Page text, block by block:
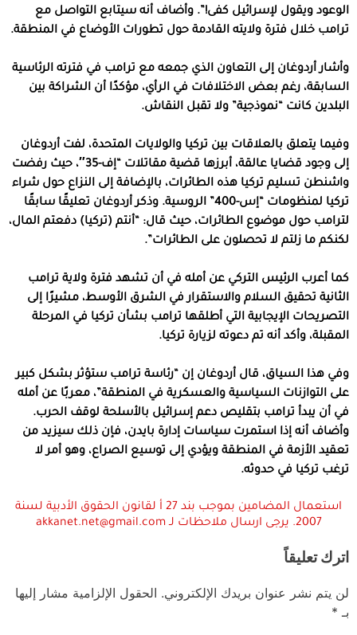
الوعود ويقول لإسرائيل كفى!”. وأضاف أنه سيتابع التواصل مع
ترامب خلال فترة ولايته القادمة حول تطورات الأوضاع في المنطقة.
وأشار أردوغان إلى التعاون الذي جمعه مع ترامب في فترته الرئاسية
السابقة، رغم بعض الاختلافات في الرأي، مؤكدًا أن الشراكة بين
البلدين كانت “نموذجية” ولا تقبل النقاش.
وفيما يتعلق بالعلاقات بين تركيا والولايات المتحدة، لفت أردوغان
إلى وجود قضايا عالقة، أبرزها قضية مقاتلات “إف-35″، حيث رفضت
واشنطن تسليم تركيا هذه الطائرات، بالإضافة إلى النزاع حول شراء
تركيا لمنظومات “إس-400” الروسية. وذكر أردوغان تعليقًا سابقًا
لترامب حول موضوع الطائرات، حيث قال: “أنتم (تركيا) دفعتم المال،
لكنكم ما زلتم لا تحصلون على الطائرات”.
كما أعرب الرئيس التركي عن أمله في أن تشهد فترة ولاية ترامب
الثانية تحقيق السلام والاستقرار في الشرق الأوسط، مشيرًا إلى
التصريحات الإيجابية التي أطلقها ترامب بشأن تركيا في المرحلة
المقبلة، وأكد أنه تم دعوته لزيارة تركيا.
وفي هذا السياق، قال أردوغان إن “رئاسة ترامب ستؤثر بشكل كبير
على التوازنات السياسية والعسكرية في المنطقة”، معربًا عن أمله
في أن يبدأ ترامب بتقليص دعم إسرائيل بالأسلحة لوقف الحرب.
وأضاف أنه إذا استمرت سياسات إدارة بايدن، فإن ذلك سيزيد من
تعقيد الأزمة في المنطقة ويؤدي إلى توسيع الصراع، وهو أمر لا
ترغب تركيا في حدوثه.
استعمال المضامين بموجب بند 27 أ لقانون الحقوق الأدبية لسنة
2007. يرجى ارسال ملاحظات لـ akkanet.net@gmail.com
اترك تعليقاً
لن يتم نشر عنوان بريدك الإلكتروني. الحقول الإلزامية مشار إليها
بـ *